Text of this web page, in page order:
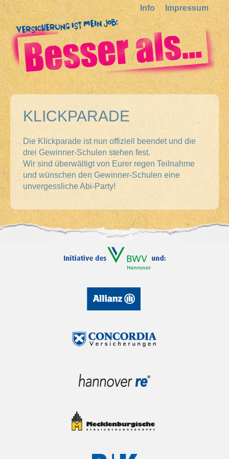
Info Impressum
KLICKPARADE
Die Klickparade ist nun offiziell beendet und die
drei Gewinner-Schulen stehen fest.
Wir sind überwältigt von Eurer regen Teilnahme
und wünschen den Gewinner-Schulen eine
unvergessliche Abi-Party!